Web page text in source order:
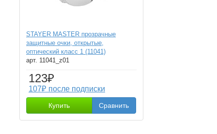
STAYER MASTER прозрачные
защитные очки, открытые,
оптический класс 1 (11041)
арт. 11041_z01
123₽
107₽ после подписки
Купить Сравнить